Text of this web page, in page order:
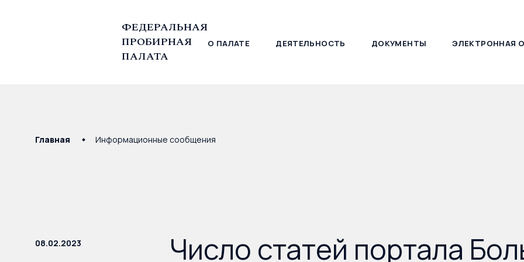
ФЕДЕРАЛЬНАЯ
ПРОБИРНАЯ
ПАЛАТА
О ПАЛАТЕ ДЕЯТЕЛЬНОСТЬ ДОКУМЕНТЫ ЭЛЕКТРОННАЯ
© Федеральная пробирная палата, 2026
Главная Информационные сообщения
08.02.2023 Число статей портала